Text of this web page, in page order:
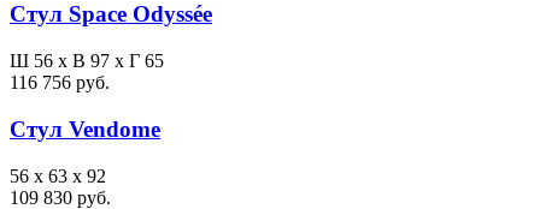
Стул Space Odyssée
Ш 56 x В 97 x Г 65
116 756 руб.
Стул Vendome
56 x 63 x 92
109 830 руб.